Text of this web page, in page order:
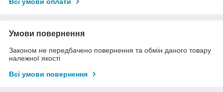
Умови повернення
Законом не передбачено повернення та обмін даного товару
належної якості
Всі умови повернення